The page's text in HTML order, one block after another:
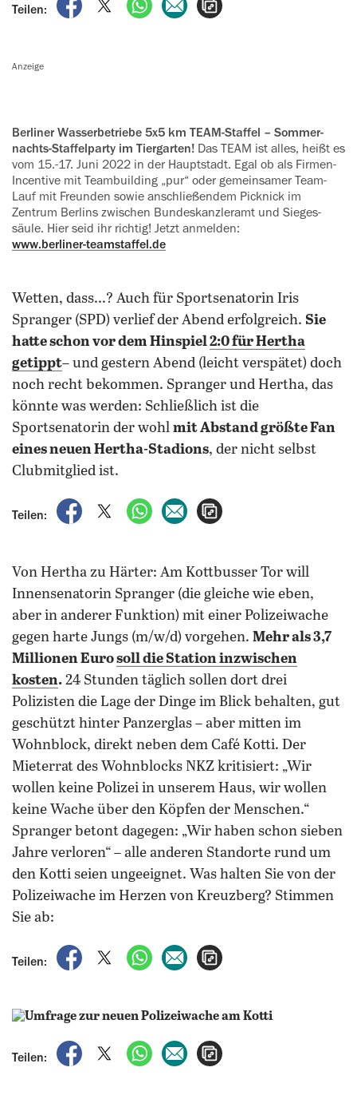
Teilen:
Anzeige
Berliner Wasserbetriebe 5x5 km TEAM-Staffel – Sommer­
nachts-Staffel­party im Tier­garten! Das TEAM ist alles, heißt es
vom 15.-17. Juni 2022 in der Haupt­stadt. Egal ob als Firmen-
Incentive mit Team­building „pur“ oder gemeinsamer Team-
Lauf mit Freunden sowie an­schlie­ßendem Pick­nick im
Zentrum Berlins zwischen Bundes­kanzler­amt und Sieges­
säule. Hier seid ihr richtig! Jetzt anmelden:
www.berliner-teamstaffel.de
Wetten, dass...? Auch für Sportsenatorin Iris
Spranger (SPD) verlief der Abend erfolgreich. Sie
hatte schon vor dem Hinspiel2:0 für Hertha
getippt– und gestern Abend (leicht verspätet) doch
noch recht bekommen. Spranger und Hertha, das
könnte was werden: Schließlich ist die
Sportsenatorin der wohl mit Abstand größte Fan
eines neuen Hertha-Stadions, der nicht selbst
Clubmitglied ist.
Teilen:
auf Facebook teilen
auf X teilenper WhatsApp teilen
per E-Mail teilen
Von Hertha zu Härter: Am Kottbusser Tor will
Innensenatorin Spranger (die gleiche wie eben,
aber in anderer Funktion) mit einer Polizeiwache
gegen harte Jungs (m/w/d) vorgehen. Mehr als 3,7
Millionen Eurosoll die Station inzwischen
kosten. 24 Stunden täglich sollen dort drei
Polizisten die Lage der Dinge im Blick behalten, gut
geschützt hinter Panzerglas – aber mitten im
Wohnblock, direkt neben dem Café Kotti. Der
Mieterrat des Wohnblocks NKZ kritisiert: „Wir
wollen keine Polizei in unserem Haus, wir wollen
keine Wache über den Köpfen der Menschen.“
Spranger betont dagegen: „Wir haben schon sieben
Jahre verloren“ – alle anderen Standorte rund um
den Kotti seien ungeeignet. Was halten Sie von der
Polizeiwache im Herzen von Kreuzberg? Stimmen
Sie ab:
Teilen:
auf Facebook teilen
auf X teilenper WhatsApp teilen
per E-Mail teilen
Teilen:
auf Facebook teilen
auf X teilenper WhatsApp teilen
per E-Mail teilen